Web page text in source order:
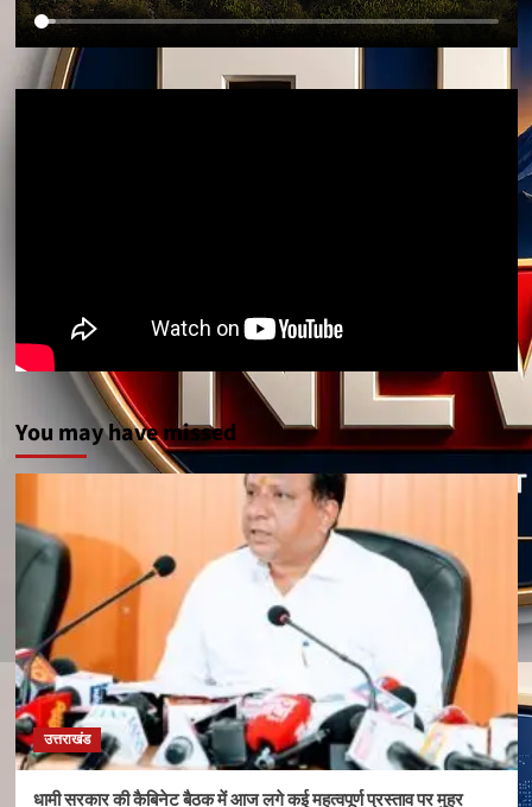
You may have missed
उत्तराखंड
धामी सरकार की कैबिनेट बैठक में आज लगे कई महत्वपूर्ण प्रस्ताव पर मुहर